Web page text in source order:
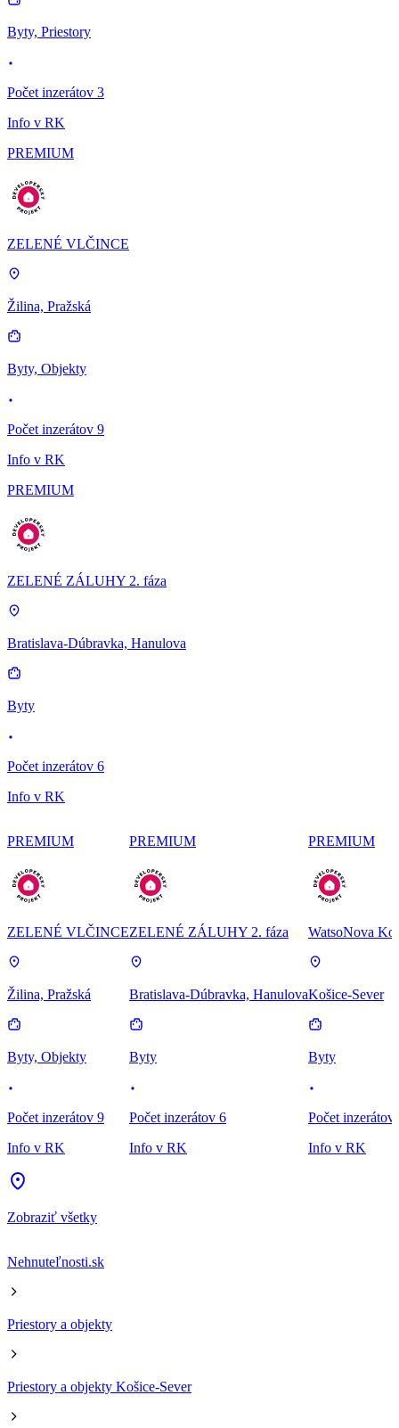
Byty, Priestory
Počet inzerátov 3
Info v RK
PREMIUM
ZELENÉ VLČINCE
Žilina, Pražská
Byty, Objekty
Počet inzerátov 9
Info v RK
PREMIUM
ZELENÉ ZÁLUHY 2. fáza
Bratislava-Dúbravka, Hanulova
Byty
Počet inzerátov 6
Info v RK
PREMIUM
ZELENÉ VLČINCE
Žilina, Pražská
Byty, Objekty
Počet inzerátov 9
Info v RK
PREMIUM
ZELENÉ ZÁLUHY 2. fáza
Bratislava-Dúbravka, Hanulova
Byty
Počet inzerátov 6
Info v RK
PREMIUM
WatsoNova
Košice-Sever
Byty
Počet inzerátov
Info v RK
Zobraziť všetky
Nehnuteľnosti.sk
Priestory a objekty
Priestory a objekty Košice-Sever